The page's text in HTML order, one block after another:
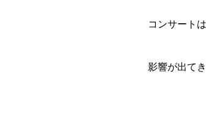
コンサート
影響が出て